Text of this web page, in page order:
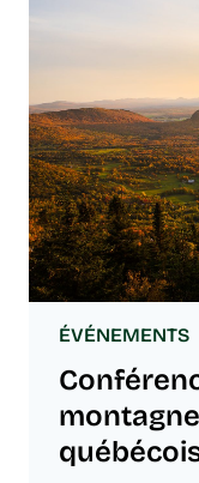
ÉVÉNEMENTS